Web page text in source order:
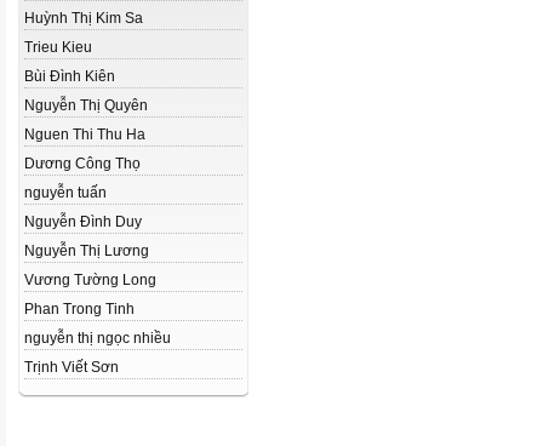
Huỳnh Thị Kim Sa
Trieu Kieu
Bùi Đình Kiên
Nguyễn Thị Quyên
Nguen Thi Thu Ha
Dương Công Thọ
nguyễn tuấn
Nguyễn Đình Duy
Nguyễn Thị Lương
Vương Tường Long
Phan Trong Tinh
nguyễn thị ngọc nhiều
Trịnh Viết Sơn